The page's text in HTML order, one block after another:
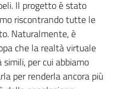
Il progetto è stato
riscontrando tutte le
Naturalmente, è
che la realtà virtuale
per cui abbiamo
per renderla ancora più